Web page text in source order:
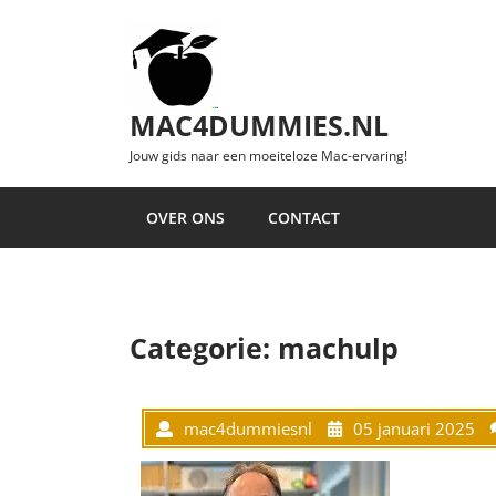
MAC4DUMMIES.NL
Jouw gids naar een moeiteloze Mac-ervaring!
OVER ONS CONTACT
Categorie: machulp
mac4dummiesnl 05 januari 2025